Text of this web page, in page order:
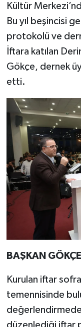
Kültür
Bu yıl beşincisi
protokolü ve
İftara katılan
Gökçe, dernek
etti.
BAŞKAN
Kurulan iftar
temennisinde
değerlendirmede